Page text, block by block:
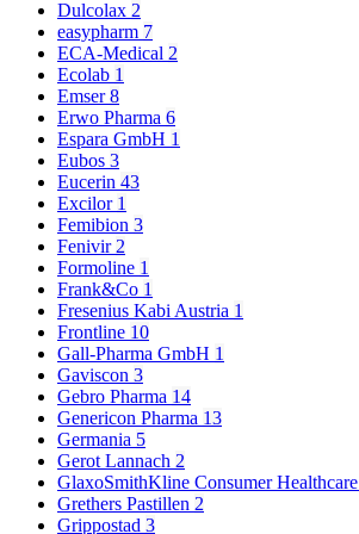
Dulcolax 2
easypharm 7
ECA-Medical 2
Ecolab 1
Emser8
Erwo Pharma 6
Espara GmbH 1
Eubos 3
Eucerin 43
Excilor 1
Femibion 3
Fenivir 2
Formoline 1
Frank&Co 1
Fresenius Kabi Austria 1
Frontline 10
Gall-Pharma GmbH 1
Gaviscon 3
Gebro Pharma 14
Genericon Pharma 13
Germania 5
Gerot Lannach 2
GlaxoSmithKline Consumer Healthcare
Grethers Pastillen 2
Grippostad 3